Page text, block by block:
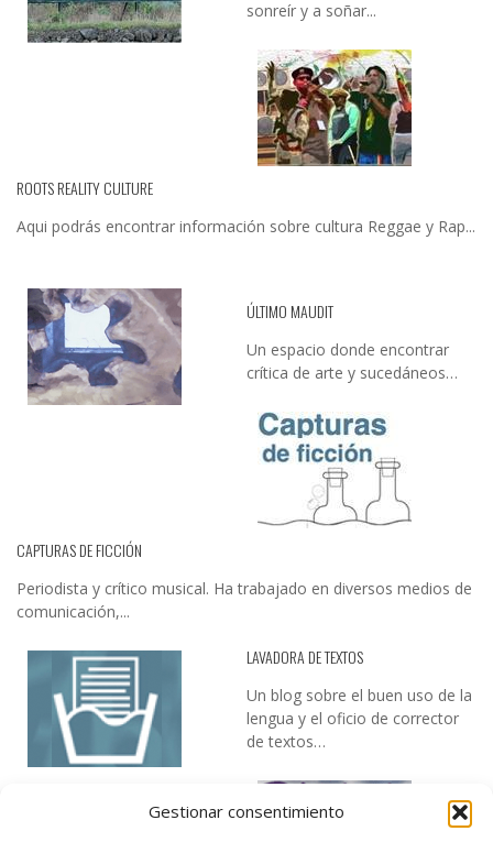
Gestionar consentimiento
sonreír y a soñar...
ROOTS REALITY CULTURE
Aqui podrás encontrar información sobre cultura Reggae y Rap...
ÚLTIMO MAUDIT
Un espacio donde encontrar
crítica de arte y sucedáneos…
CAPTURAS DE FICCIÓN
Periodista y crítico musical. Ha trabajado en diversos medios de
comunicación,...
LAVADORA DE TEXTOS
Un blog sobre el buen uso de la
lengua y el oficio de corrector
de textos…